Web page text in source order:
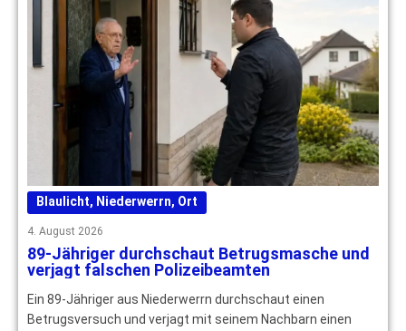
Blaulicht, Niederwerrn, Ort
4. August 2026
89-Jähriger durchschaut Betrugsmasche und
verjagt falschen Polizeibeamten
Ein 89-Jähriger aus Niederwerrn durchschaut einen
Betrugsversuch und verjagt mit seinem Nachbarn einen